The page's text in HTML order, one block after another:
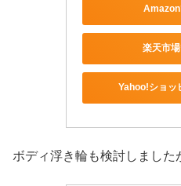
Amazon
楽天市
Yahoo!ショッ
ボディ浮き輪も検討しました